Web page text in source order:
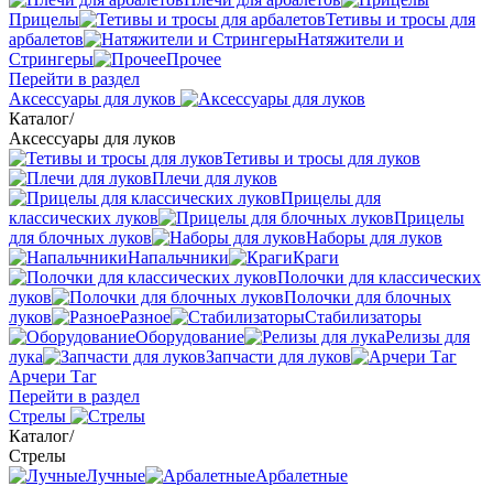
Прицелы
Тетивы и тросы для
арбалетов
Натяжители и
Стрингеры
Прочее
Перейти в раздел
Аксессуары для луков
Каталог/
Аксессуары для луков
Тетивы и тросы для луков
Плечи для луков
Прицелы для
классических луков
Прицелы
для блочных луков
Наборы для луков
Напальчники
Краги
Полочки для классических
луков
Полочки для блочных
луков
Разное
Стабилизаторы
Оборудование
Релизы для
лука
Запчасти для луков
Арчери Таг
Перейти в раздел
Стрелы
Каталог/
Стрелы
Лучные
Арбалетные